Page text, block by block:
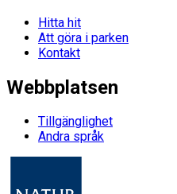
Hitta hit
Att göra i parken
Kontakt
Webbplatsen
Tillgänglighet
Andra språk